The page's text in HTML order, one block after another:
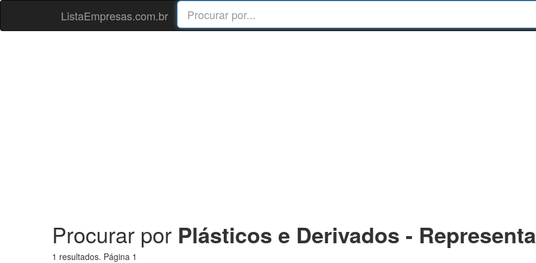
ListaEmpresas.com.br
Procurar por Plásticos e Derivados -
1 resultados. Página 1